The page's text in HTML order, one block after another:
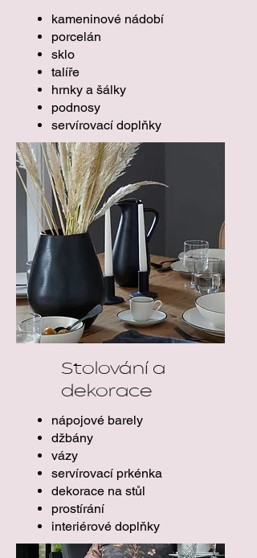
kameninové nádobí
porcelán
sklo
talíře
hrnky a šálky
podnosy
servírovací doplňky
Stolování a
dekorace
nápojové barely
džbány
vázy
servírovací prkénka
dekorace na stůl
prostírání
interiérové doplňky